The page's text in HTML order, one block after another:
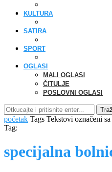
KULTURA
SATIRA
SPORT
OGLASI
MALI OGLASI
ČITULJE
POSLOVNI OGLASI
početak Tags Tekstovi označeni
Tag:
specijalna